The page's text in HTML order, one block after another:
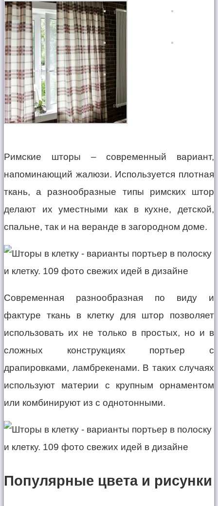
Римские шторы – современный вариант,
напоминающий жалюзи. Используется плотная
ткань, а разнообразные типы римских штор
делают их уместными как в кухне, детской,
спальне, так и на веранде в загородном доме.
Современная разнообразная по виду и
фактуре ткань в клетку для штор позволяет
использовать их не только в простых, но и в
сложных конструкциях портьер с
драпировками, ламбрекенами. В таких случаях
используют материи с крупным орнаментом
или комбинируют из с однотонными.
Популярные цвета и рисунки